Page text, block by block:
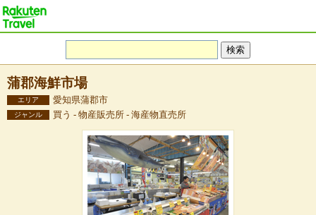
蒲郡海鮮市場
エリア 愛知県蒲郡市
ジャンル 買う - 物産販売所 - 海産物直売所